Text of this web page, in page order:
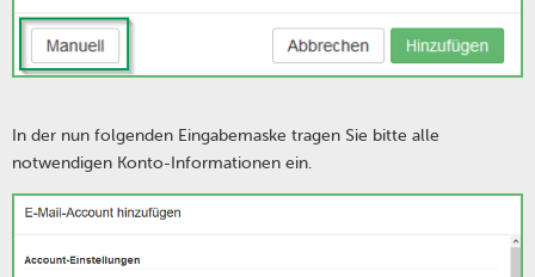
In der nun folgenden Eingabemaske tragen Sie bitte alle
notwendigen Konto-Informationen ein.